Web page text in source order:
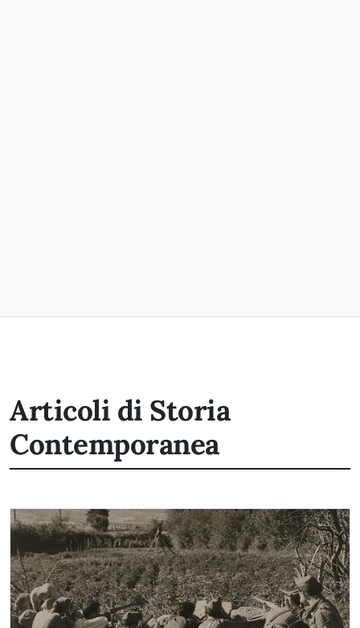
Articoli di Storia
Contemporanea